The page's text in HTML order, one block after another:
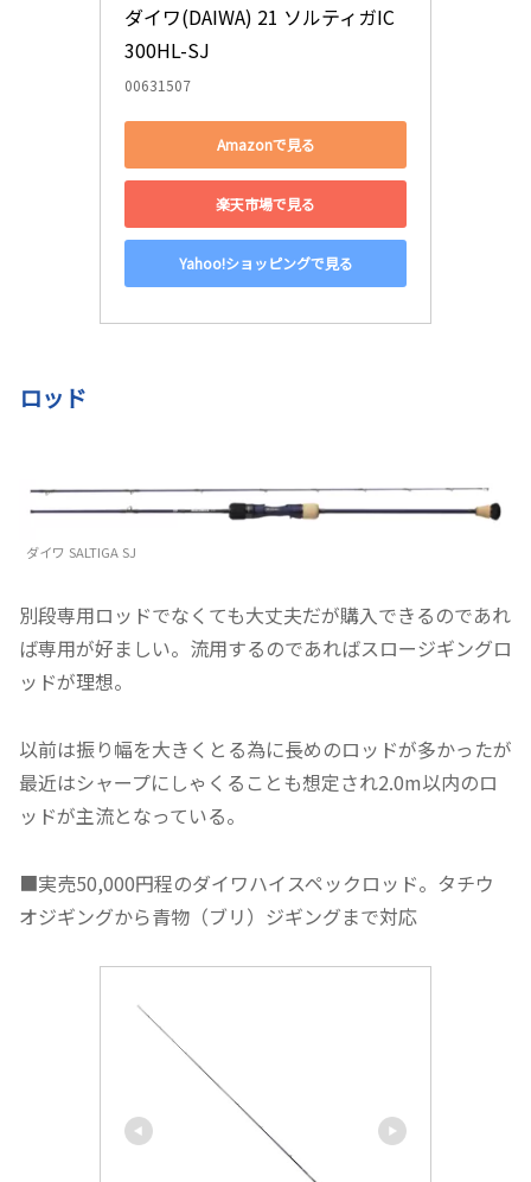
ダイワ(DAIWA) 21 ソルティガIC
300HL-SJ
00631507
Amazonで見る
楽天市場で見る
Yahoo!ショッピングで見る
ロッド
ダイワ SALTIGA SJ
別段専用ロッドでなくても大丈夫だが購入できるのであれ
ば専用が好ましい。流用するのであればスロージギングロ
ッドが理想。
以前は振り幅を大きくとる為に長めのロッドが多かったが
最近はシャープにしゃくることも想定され2.0m以内のロ
ッドが主流となっている。
■実売50,000円程のダイワハイスペックロッド。タチウ
オジギングから青物（ブリ）ジギングまで対応